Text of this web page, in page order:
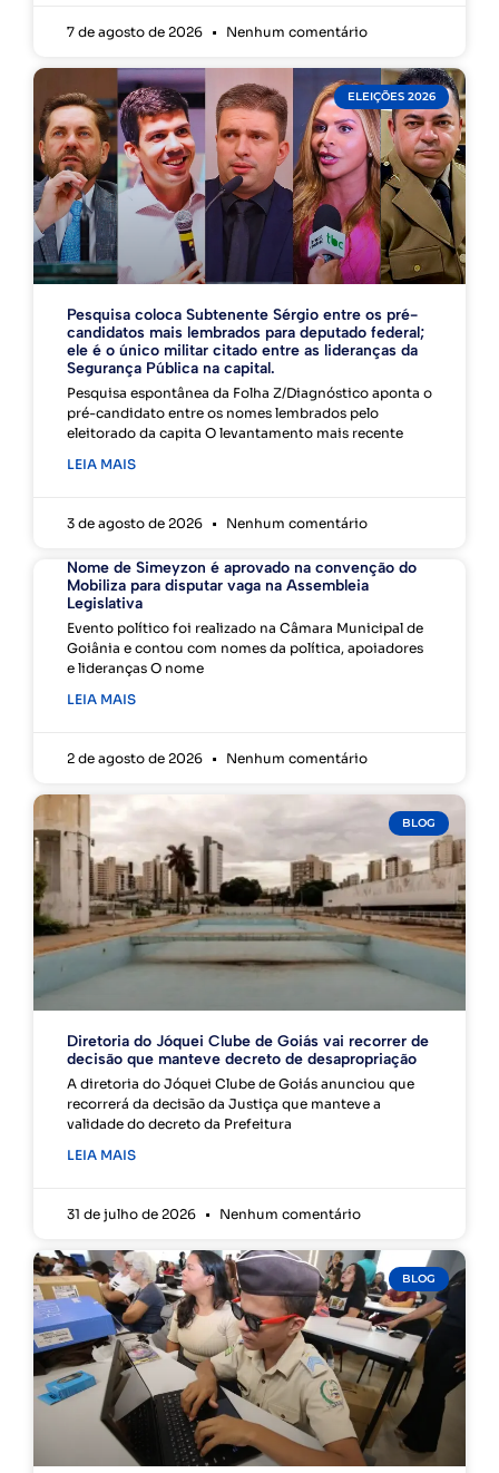
7 de agosto de 2026 Nenhum comentário
ELEIÇÕES 2026
Pesquisa coloca Subtenente Sérgio entre os pré-
candidatos mais lembrados para deputado federal;
ele é o único militar citado entre as lideranças da
Segurança Pública na capital.
Pesquisa espontânea da Folha Z/Diagnóstico aponta o
pré-candidato entre os nomes lembrados pelo
eleitorado da capita O levantamento mais recente
LEIA MAIS
3 de agosto de 2026 Nenhum comentário
Nome de Simeyzon é aprovado na convenção do
Mobiliza para disputar vaga na Assembleia
Legislativa
Evento político foi realizado na Câmara Municipal de
Goiânia e contou com nomes da política, apoiadores
e lideranças O nome
LEIA MAIS
2 de agosto de 2026 Nenhum comentário
BLOG
Diretoria do Jóquei Clube de Goiás vai recorrer de
decisão que manteve decreto de desapropriação
A diretoria do Jóquei Clube de Goiás anunciou que
recorrerá da decisão da Justiça que manteve a
validade do decreto da Prefeitura
LEIA MAIS
31 de julho de 2026 Nenhum comentário
BLOG